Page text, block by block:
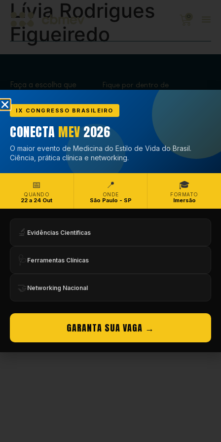
0
Lívia Rodrigues
Figueiredo
Faça a escolha que
transforma,
Associe-se
Associe-se
Fique por dentro de
tudo que acontece
no CBMEV
IX CONGRESSO BRASILEIRO
CONECTA MEV 2026
O maior evento de Medicina do Estilo de Vida do Brasil.
Ciência, prática clínica e networking.
📅
QUANDO
22 a 24 Out
📍
ONDE
São Paulo - SP
🎓
FORMATO
Imersão
🔬 Evidências Científicas
🩺 Ferramentas Clínicas
🤝 Networking Nacional
GARANTA SUA VAGA →